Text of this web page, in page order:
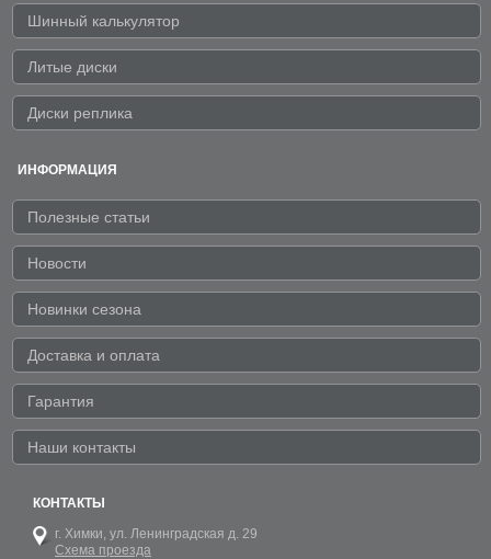
Шинный калькулятор
Литые диски
Диски реплика
ИНФОРМАЦИЯ
Полезные статьи
Новости
Новинки сезона
Доставка и оплата
Гарантия
Наши контакты
КОНТАКТЫ
г. Химки, ул. Ленинградская д. 29
Схема проезда